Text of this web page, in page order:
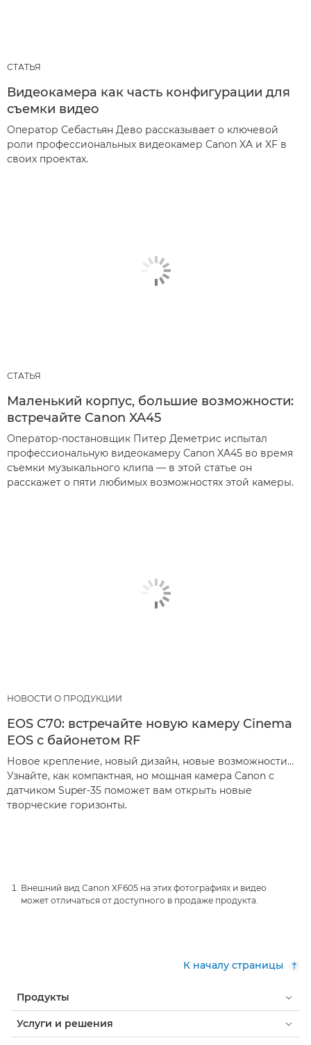
СТАТЬЯ
Видеокамера как часть конфигурации для
съемки видео
Оператор Себастьян Дево рассказывает о ключевой
роли профессиональных видеокамер Canon XA и XF в
своих проектах.
СТАТЬЯ
Маленький корпус, большие возможности:
встречайте Canon XA45
Оператор-постановщик Питер Деметрис испытал
профессиональную видеокамеру Canon XA45 во время
съемки музыкального клипа — в этой статье он
расскажет о пяти любимых возможностях этой камеры.
НОВОСТИ О ПРОДУКЦИИ
EOS C70: встречайте новую камеру Cinema
EOS с байонетом RF
Новое крепление, новый дизайн, новые возможности…
Узнайте, как компактная, но мощная камера Canon с
датчиком Super-35 поможет вам открыть новые
творческие горизонты.
Внешний вид Canon XF605 на этих фотографиях и видео
может отличаться от доступного в продаже продукта.
К началу страницы
Продукты
Услуги и решения